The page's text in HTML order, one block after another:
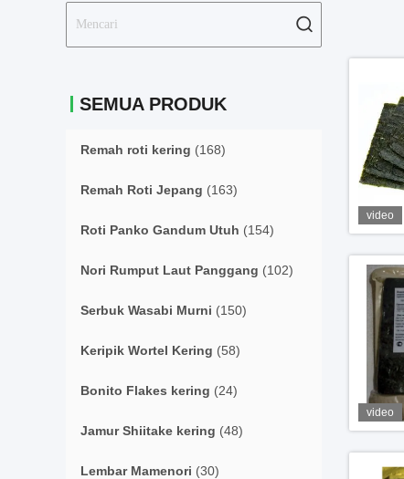
SEMUA PRODUK
Remah roti kering (168)
Remah Roti Jepang (163)
Roti Panko Gandum Utuh (154)
Nori Rumput Laut Panggang (102)
Serbuk Wasabi Murni (150)
Keripik Wortel Kering (58)
Bonito Flakes kering (24)
Jamur Shiitake kering (48)
Lembar Mamenori (30)
video
video